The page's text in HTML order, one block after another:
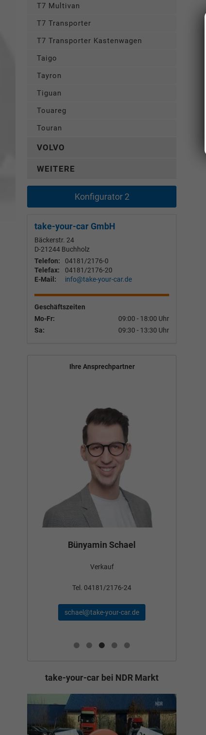
T7 Multivan
T7 Transporter
T7 Transporter Kastenwagen
Taigo
Tayron
Tiguan
Touareg
Touran
VOLVO
WEITERE
Konfigurator 2
take-your-car GmbH
Bäckerstr. 24
D-21244 Buchholz
Telefon:
04181/2176-0
Telefax:
04181/2176-20
E-Mail:
info@take-your-car.de
Geschäftszeiten
Mo-Fr:
09:00 - 18:00 Uhr
Sa:
09:30 - 13:30 Uhr
Ihre Ansprechpartner
Bünyamin Schael
Verkauf
Tel. 04181/2176-24
schael@take-your-car.de
take-your-car bei NDR Markt